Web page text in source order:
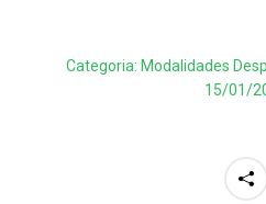
Categoria: Modalidades
15/01/